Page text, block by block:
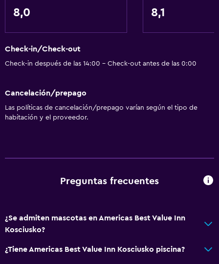
Estacionamiento accesible
Áreas designadas para fumadores
Comedor
Cafetera
Máquina expendedora (bebidas)
Mesa de comedor
Sistema de entretenimiento
TV por cable o vía satélite
TV de pantalla plana
8,0 8,1
Check-in/Check-out
Check-in después de las 14:00 - Check-out antes de las 0:00
Cancelación/prepago
Las políticas de cancelación/prepago varían según el tipo de
habitación y el proveedor.
Preguntas frecuentes
¿Se admiten mascotas en Americas Best Value Inn
Kosciusko?
¿Tiene Americas Best Value Inn Kosciusko piscina?